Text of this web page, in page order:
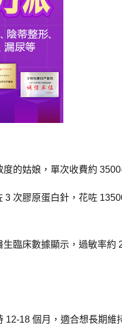
的姑娘，單次收費約
次膠原蛋白針，花咗
臨床數據顯示，過敏率約
18 個月，適合想長期維